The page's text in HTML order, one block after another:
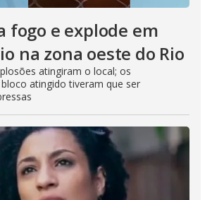
fogo e explode em
na zona oeste do Rio
atingiram o local; os
atingido tiveram que ser